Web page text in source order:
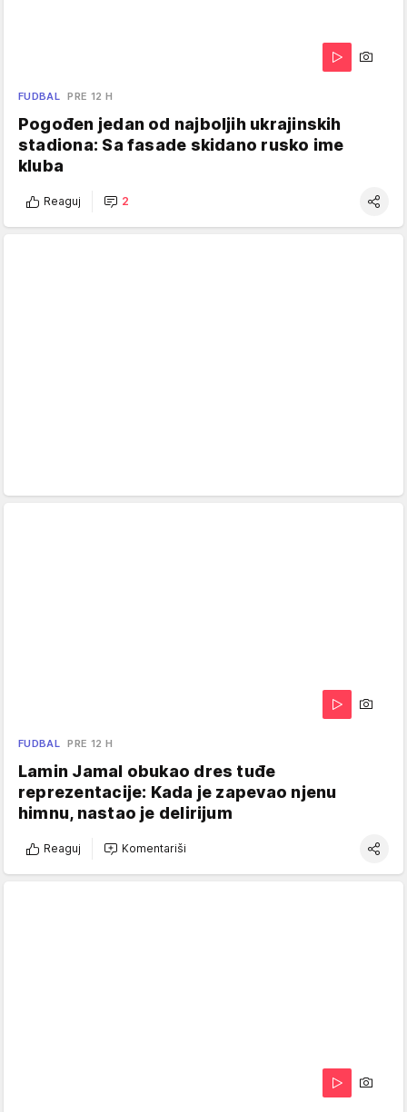
FUDBAL PRE 12 H
Pogođen jedan od najboljih ukrajinskih
stadiona: Sa fasade skidano rusko ime
kluba
Reaguj 2
FUDBAL PRE 12 H
Lamin Jamal obukao dres tuđe
reprezentacije: Kada je zapevao njenu
himnu, nastao je delirijum
Reaguj Komentariši